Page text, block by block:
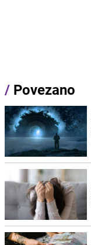
/ Povezano